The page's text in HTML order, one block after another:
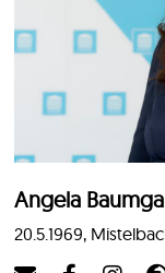
Angela
20.5.1969,